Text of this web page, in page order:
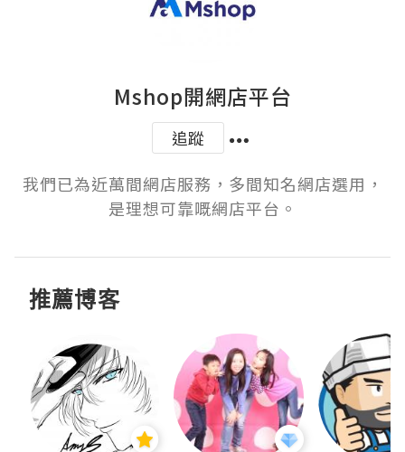
Mshop開網店平台
追蹤
我們已為近萬間網店服務，多間知名網店選用，
是理想可靠嘅網店平台。
推薦博客